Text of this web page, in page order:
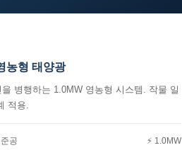
농형 태양광
병행하는 1.0MW 영농형 시스템. 작물 일
적용.
공 ⚡ 1.0MW